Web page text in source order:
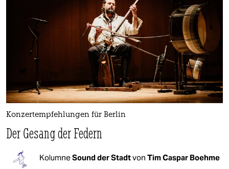
Konzertempfehlungen für Berlin
Der Gesang der Federn
KolumneSound der Stadtvon Tim Caspar Boehme